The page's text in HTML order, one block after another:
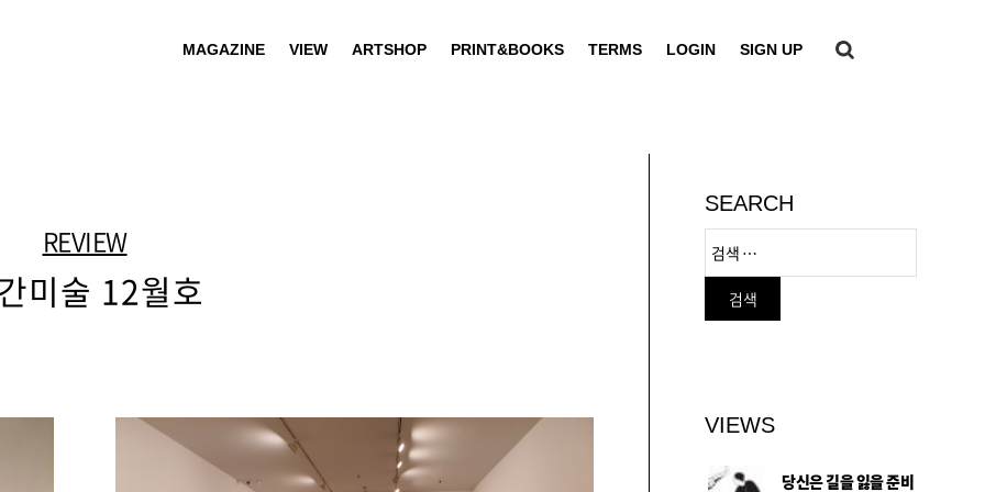
MAGAZINE VIEW ARTSHOP PRINT&BOOKS TERMS LOGIN SIGN UP
REVIEW
미술 12월호
SEARCH
VIEWS
당신은 길을 잃을 준비